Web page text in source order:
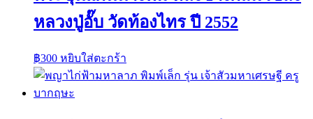
หลวงปู่อั๊บ วัดท้องไทร ปี 2552
฿300 หยิบใส่ตะกร้า